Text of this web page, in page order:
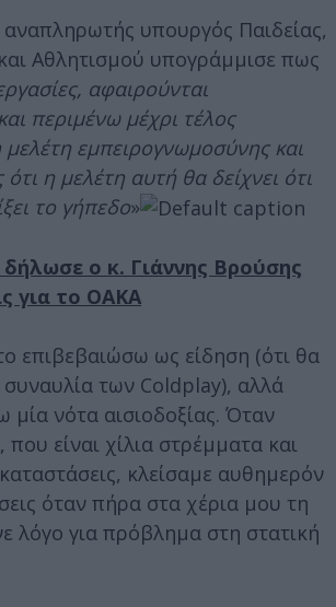
υπουργός Παιδείας,
Αθλητισμού υπογράμμισε πως
αφαιρούνται
περιμένω μέχρι τέλος
εμπειρογνωμοσύνης και
ότι η μελέτη αυτή θα δείχνει ότι
το γήπεδο»
ο κ. Γιάννης Βρούσης
για το ΟΑΚΑ
επιβεβαιώσω ως είδηση (ότι θα
συναυλία των Coldplay), αλλά
νότα αισιοδοξίας. Όταν
είναι χίλια στρέμματα και
κλείσαμε αυθημερόν
όταν πήρα στα χέρια μου τη
λόγο για πρόβλημα στη στατική